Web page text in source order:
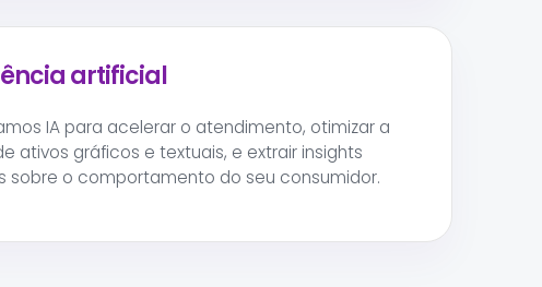
artificial
IA para acelerar o atendimento, otimizar a
ativos gráficos e textuais, e extrair insights
sobre o comportamento do seu consumidor.